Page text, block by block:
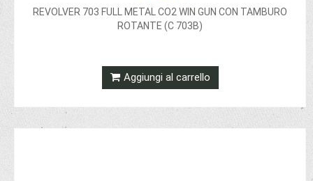
REVOLVER 703 FULL METAL CO2 WIN GUN CON TAMBURO
ROTANTE (C 703B)
Aggiungi al carrello